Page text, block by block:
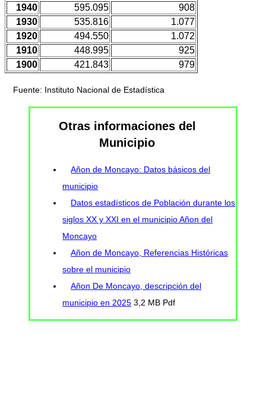
1940
595.095
908
1930
535.816
1.077
1920
494.550
1.072
1910
448.995
925
1900
421.843 979
Fuente: Instituto Nacional de Estadística
Otras informaciones del
Municipio
Añon de Moncayo: Datos básicos del
municipio
Datos estadísticos de Población durante los
siglos XX y XXI en el municipio Añon del
Moncayo
Añon de Moncayo, Referencias Históricas
sobre el municipio
Añon De Moncayo, descripción del
municipio en 2025 3,2 MB Pdf